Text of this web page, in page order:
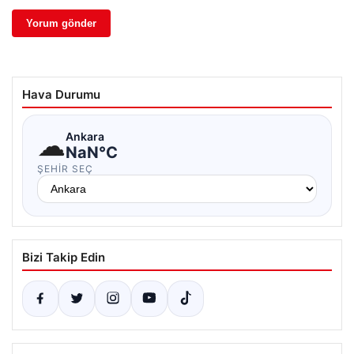
Hava Durumu
☁Ankara
NaN°C
ŞEHIR SEÇ
Bizi Takip Edin